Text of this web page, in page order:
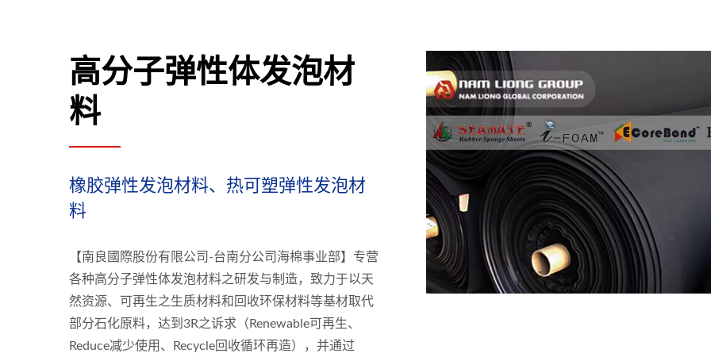
高分子弹性体发泡材
料
橡胶弹性发泡材料、热可塑弹性发泡材
料
【南良國際股份有限公司-台南分公司海棉事业部】专营
各种高分子弹性体发泡材料之研发与制造，致力于以天
然资源、可再生之生质材料和回收环保材料等基材取代
部分石化原料，达到3R之诉求（Renewable可再生、
Reduce减少使用、Recycle回收循环再造），并通过